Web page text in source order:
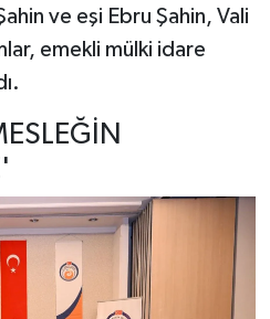
ve eşi Ebru Şahin, Vali
emekli mülki idare